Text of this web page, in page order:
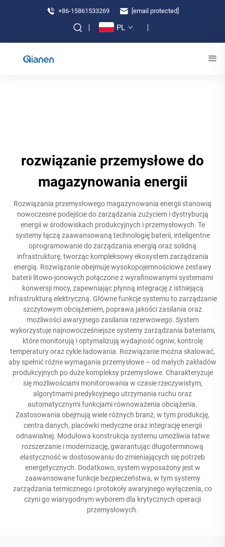
+86-15861533269 [email protected]
PL
rozwiązanie przemysłowe do
magazynowania energii
Rozwiązania przemysłowego magazynowania energii stanowią
nowoczesne podejście do zarządzania zużyciem i dystrybucją
energii w środowiskach produkcyjnych i przemysłowych. Te
systemy łączą zaawansowaną technologię baterii, inteligentne
oprogramowanie do zarządzania energią oraz solidną
infrastrukturę, tworząc kompleksowy ekosystem zarządzania
energią. Rozwiązanie obejmuje wysokopojemnościowe zestawy
baterii litowo-jonowych połączone z wyrafinowanymi systemami
konwersji mocy, zapewniając płynną integrację z istniejącą
infrastrukturą elektryczną. Główne funkcje systemu to zarządzanie
szczytowym obciążeniem, poprawa jakości zasilania oraz
możliwości awaryjnego zasilania rezerwowego. System
wykorzystuje najnowocześniejsze systemy zarządzania bateriami,
które monitorują i optymalizują wydajność ogniw, kontrolę
temperatury oraz cykle ładowania. Rozwiązanie można skalować,
aby spełnić różne wymagania przemysłowe – od małych zakładów
produkcyjnych po duże kompleksy przemysłowe. Charakteryzuje
się możliwościami monitorowania w czasie rzeczywistym,
algorytmami predykcyjnego utrzymania ruchu oraz
automatycznymi funkcjami równoważenia obciążenia.
Zastosowania obejmują wiele różnych branż, w tym produkcję,
centra danych, placówki medyczne oraz integrację energii
odnawialnej. Modułowa konstrukcja systemu umożliwia łatwe
rozszerzanie i modernizację, gwarantując długoterminową
elastyczność w dostosowaniu do zmieniających się potrzeb
energetycznych. Dodatkowo, system wyposażony jest w
zaawansowane funkcje bezpieczeństwa, w tym systemy
zarządzania termicznego i protokoły awaryjnego wyłączenia, co
czyni go wiarygodnym wyborem dla krytycznych operacji
przemysłowych.